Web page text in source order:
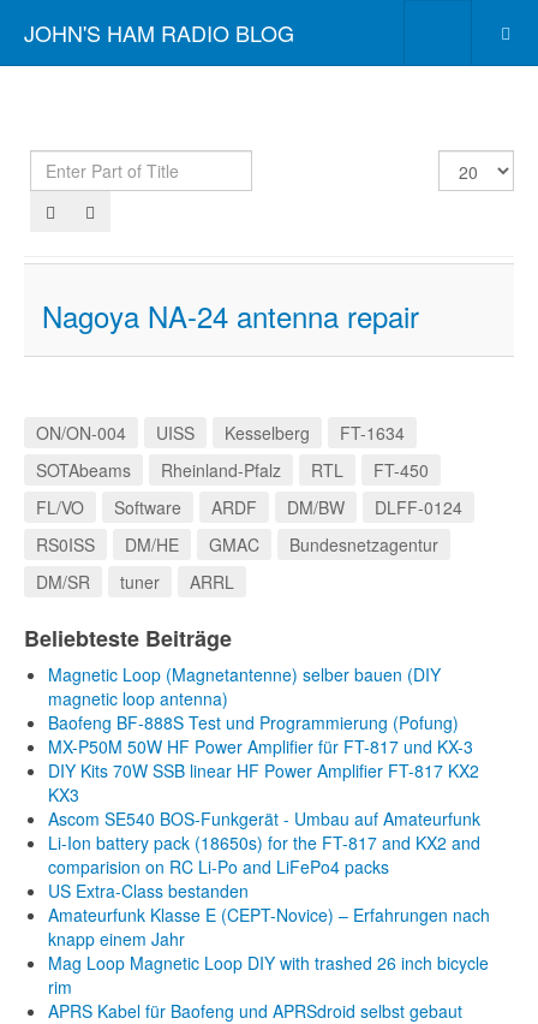
JOHN'S HAM RADIO BLOG
Enter
Part
Display
#
Nagoya NA-24 antenna repair
ON/ON-004 UISS Kesselberg
FT-1634
SOTAbeams
Rheinland-Pfalz RTL
FT-450
FL/VO
Software ARDF DM/BW
DLFF-0124
RS0ISS
DM/HE GMAC
Bundesnetzagentur
DM/SR
tuner ARRL
Beliebteste Beiträge
Magnetic Loop (Magnetantenne) selber bauen (DIY
magnetic loop antenna)
Baofeng BF-888S Test und Programmierung (Pofung)
MX-P50M 50W HF Power Amplifier für FT-817 und KX-3
DIY Kits 70W SSB linear HF Power Amplifier FT-817 KX2
KX3
Ascom SE540 BOS-Funkgerät - Umbau auf Amateurfunk
Li-Ion battery pack (18650s) for the FT-817 and KX2 and
comparision on RC Li-Po and LiFePo4 packs
US Extra-Class bestanden
Amateurfunk Klasse E (CEPT-Novice) – Erfahrungen nach
knapp einem Jahr
Mag Loop Magnetic Loop DIY with trashed 26 inch bicycle
rim
APRS Kabel für Baofeng und APRSdroid selbst gebaut